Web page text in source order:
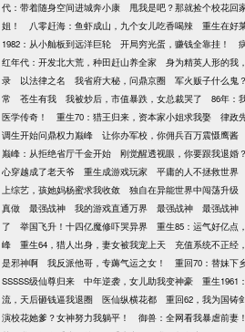
代：带着随身空间进城奔小康
甩我是吧？那就捡个校花回
姐！
八零赶海：鱼虾成山，九个女儿吃香喝辣 重生在好
1982：从小舢板到远洋巨轮
开局穷光蛋，赚钱全靠挂！
红年代：开发北大荒，种田赶山养全家
身为精英人形的我
录
以法律之名 我省府大秘，问鼎京圈 军火贩子什么鬼
常
苍生有我 我被炒后，市值暴跌，女总裁哭了 86年：
医学传奇！
重生70：猎王归来，资本家小姐求我娶 律政
调生开始问鼎权力巅峰
让你办军校，你佣兵百万震慑鹰酱
巅峰：从拒绝省厅千金开始
刚觉醒透视眼，你要跟我退婚？
心穿越成了老天爷
重生成游戏玩家 平庸的人不拯救世界
上综艺，孩她妈杨蜜求我收敛
独自在异能世界中闯荡升级
真做
最强战神 我的游戏直通万界 最强战神 最强战神
了
举国飞升！十四亿魔修吓哭异界 重生85：运气好亿点
峰
重生64，猎人出身，妻女被我宠上天 充值系统不正经
是邪神啊
我反派他哥，专薅气运之女！ 重回70：替妹下
SSSSS级仙尊归来
中年逆袭，女儿助我变神豪 重生1961
流，天后砸钱逼我退圈
医仙纵横花都 重回62，我为国铸
演校花她爹？女神努力我躺平！
御兽：全网看我暴虐前妻！